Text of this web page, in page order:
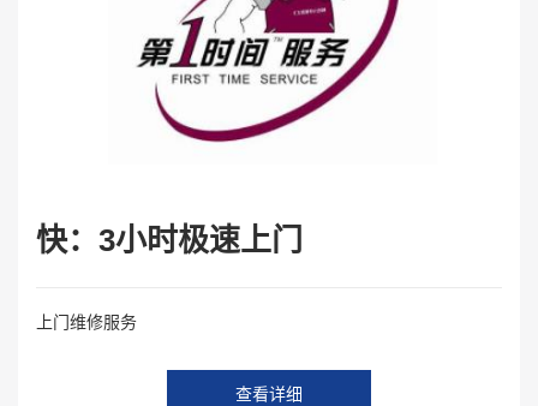
快：3小时极速上门
上门维修服务
查看详细